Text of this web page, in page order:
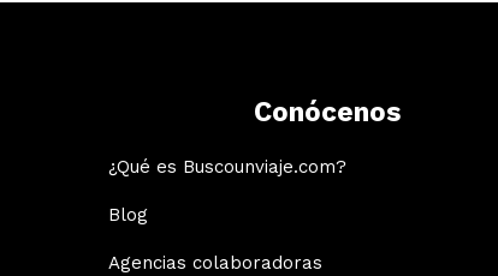
Conócenos
¿Qué es Buscounviaje.com?
Blog
Agencias colaboradoras